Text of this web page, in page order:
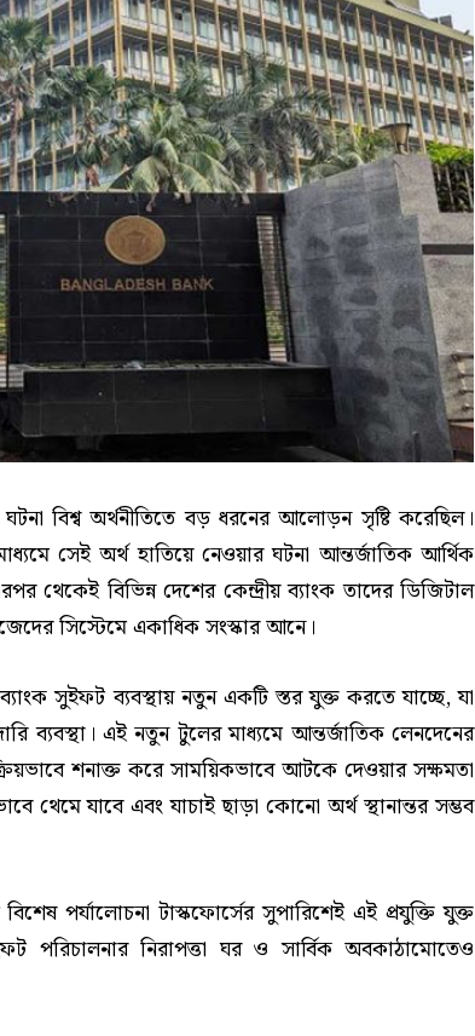
বিশ্ব অর্থনীতিতে বড় ধরনের আলোড়ন সৃষ্টি করেছিল।
সেই অর্থ হাতিয়ে নেওয়ার ঘটনা আন্তর্জাতিক আর্থিক
থেকেই বিভিন্ন দেশের কেন্দ্রীয় ব্যাংক তাদের ডিজিটাল
সিস্টেমে একাধিক সংস্কার আনে।
সুইফট ব্যবস্থায় নতুন একটি স্তর যুক্ত করতে যাচ্ছে, যা
ব্যবস্থা। এই নতুন টুলের মাধ্যমে আন্তর্জাতিক লেনদেনের
শনাক্ত করে সাময়িকভাবে আটকে দেওয়ার সক্ষমতা
থেমে যাবে এবং যাচাই ছাড়া কোনো অর্থ স্থানান্তর সম্ভব
পর্যালোচনা টাস্কফোর্সের সুপারিশেই এই প্রযুক্তি যুক্ত
পরিচালনার নিরাপত্তা ঘর ও সার্বিক অবকাঠামোতেও